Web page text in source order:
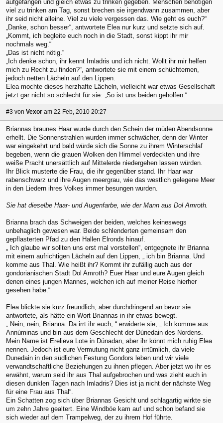
aufgefangen und gleich etwas zu trinken gegeben. Menschen benötigen
viel zu trinken am Tag, sonst brechen sie irgendwann zusammen, aber
ihr seid nicht alleine. Viel zu viele vergessen das. Wie geht es euch?“
„Danke, schon besser“, antwortete Elea nur kurz und setzte sich auf.
„Kommt, ich begleite euch noch in die Stadt, sonst kippt ihr mir
nochmals weg.“
„Das ist nicht nötig.“
„Ich denke schon, ihr kennt Imladris und ich nicht. Wollt ihr mir helfen
mich zu Recht zu finden?“, antwortete sie mit einem schüchternen,
jedoch netten Lächeln auf den Lippen.
Elea mochte dieses herzhafte Lächeln, vielleicht war etwas Gesellschaft
jetzt gar nicht so schlecht für sie: „So ist uns beiden geholfen.“
#3 von Vexor am 22 Feb, 2010 20:27
Briannas braunes Haar wurde durch den Schein der müden Abendsonne
erhellt. Die Sonnenstrahlen wurden immer schwächer, denn der Winter
war eingekehrt und bald würde sich die Sonne zu ihrem Winterschlaf
begeben, wenn die grauen Wolken den Himmel verdeckten und ihre
weiße Pracht unersättlich auf Mittelerde niedergehen lassen würden.
Ihr Blick musterte die Frau, die ihr gegenüber stand. Ihr Haar war
rabenschwarz und ihre Augen meergrau, wie das westlich gelegene Meer
in den Liedern ihres Volkes immer besungen wurden.
Sie hat dieselbe Haar- und Augenfarbe, wie der Mann aus Dol Amroth.
Brianna brach das Schweigen der beiden, welches keineswegs
unbehaglich gewesen war. Beide schlenderten gemeinsam den
gepflasterten Pfad zu den Hallen Elronds hinauf.
„ Ich glaube wir sollten uns erst mal vorstellen“, entgegnete ihr Brianna
mit einem aufrichtigen Lächeln auf den Lippen, „ ich bin Brianna. Und
komme aus Thal. Wie heißt ihr? Kommt ihr zufällig auch aus der
gondorianischen Stadt Dol Amroth? Euer Haar und eure Augen gleich
denen eines jungen Mannes, welchen ich auf meiner Reise hierher
gesehen habe.“
Elea blickte sie kurz freundlich, aber durchdringend an bevor sie
antwortete, als hätte ein Wort Briannas in ihr etwas bewegt.
„ Nein, nein, Brianna. Da irrt ihr euch, “ erwiderte sie, „ Ich komme aus
Annúminas und bin aus dem Geschlecht der Dúnedain des Nordens.
Mein Name ist Erelieva Lote in Dúnadan, aber ihr könnt mich ruhig Elea
nennen. Jedoch ist eure Vermutung nicht ganz irrtümlich, da viele
Dunedain in den südlichen Festung Gondors leben und wir viele
verwandtschaftliche Beziehungen zu ihnen pflegen. Aber jetzt wo ihr es
erwähnt, warum seid ihr aus Thal aufgebrochen und was zieht euch in
diesen dunklen Tagen nach Imladris? Dies ist ja nicht der nächste Weg
für eine Frau aus Thal“.
Ein Schatten zog sich über Briannas Gesicht und schlagartig wirkte sie
um zehn Jahre gealtert. Eine Windböe kam auf und schon befand sie
sich wieder auf dem Trampelweg, der zu ihrem Hof führte.